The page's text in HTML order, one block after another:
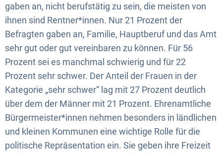
gaben an, nicht berufstätig zu sein, die meisten von
ihnen sind Rentner*innen. Nur 21 Prozent der
Befragten gaben an, Familie, Hauptberuf und das Amt
sehr gut oder gut vereinbaren zu können. Für 56
Prozent sei es manchmal schwierig und für 22
Prozent sehr schwer. Der Anteil der Frauen in der
Kategorie „sehr schwer“ lag mit 27 Prozent deutlich
über dem der Männer mit 21 Prozent. Ehrenamtliche
Bürgermeister*innen nehmen besonders in ländlichen
und kleinen Kommunen eine wichtige Rolle für die
politische Repräsentation ein. Sie geben ihre Freizeit